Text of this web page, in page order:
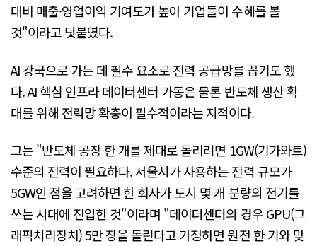
대비 매출·영업이익 기여도가 높아 기업들이 수혜를 볼
것"이라고 덧붙였다.
AI 강국으로 가는 데 필수 요소로 전력 공급망를 꼽기도 했
다. AI 핵심 인프라 데이터센터 가동은 물론 반도체 생산 확
대를 위해 전력망 확충이 필수적이라는 지적이다.
그는 "반도체 공장 한 개를 제대로 돌리려면 1GW(기가와트)
수준의 전력이 필요하다. 서울시가 사용하는 전력 규모가
5GW인 점을 고려하면 한 회사가 도시 몇 개 분량의 전기를
쓰는 시대에 진입한 것"이라며 "데이터센터의 경우 GPU(그
래픽처리장치) 5만 장을 돌린다고 가정하면 원전 한 기와 맞